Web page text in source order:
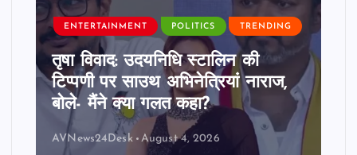
ENTERTAINMENT POLITICS TRENDING
तृषा विवाद: उदयनिधि स्टालिन की
टिप्पणी पर साउथ अभिनेत्रियां नाराज,
बोले- मैंने क्या गलत कहा?
AVNews24Desk August 4, 2026